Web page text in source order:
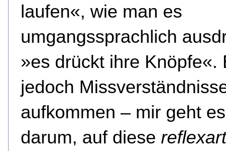
laufen«, wie man es
umgangssprachlich
»es drückt ihre Knöpfe«.
jedoch
aufkommen – mir geht
darum, auf diese